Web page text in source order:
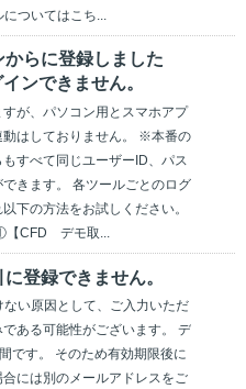
ついてはこち...
らに登録しました
ンできません。
が、パソコン用とスマホアプ
動はしておりません。 ※本番の
すべて同じユーザーID、パス
きます。 各ツールごとのログ
下の方法をお試しください。
【CFD デモ取...
登録できません。
い原因として、ご入力いただ
ある可能性がございます。 デ
です。 そのため有効期限後に
には別のメールアドレスをご